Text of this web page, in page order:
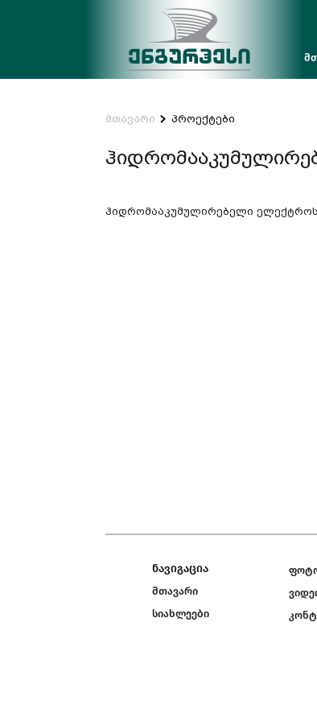
მთავარი პროექტები
ჰიდრომააკუმულირებელი
ნავიგაცია
მთავარი
სიახლეები